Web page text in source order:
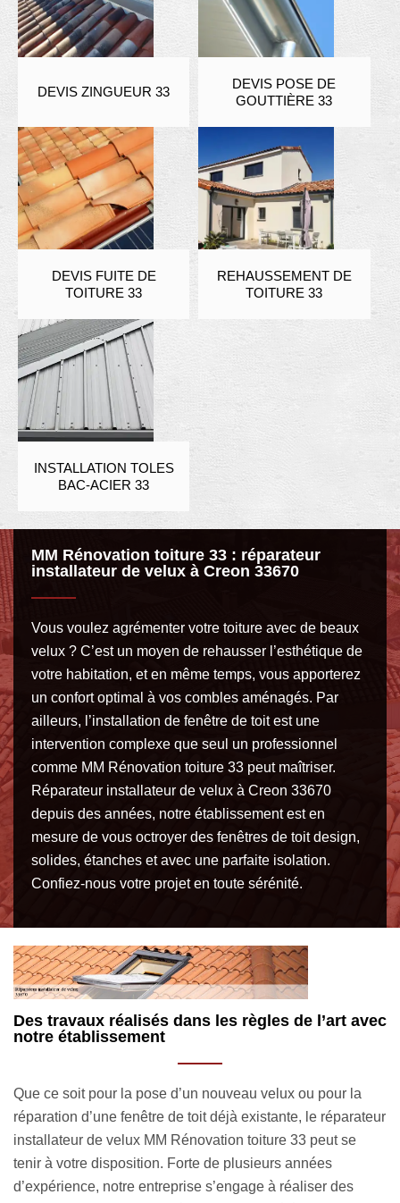
DEVIS ZINGUEUR 33
DEVIS POSE DE
GOUTTIÈRE 33
DEVIS FUITE DE
TOITURE 33
REHAUSSEMENT DE
TOITURE 33
INSTALLATION TOLES
BAC-ACIER 33
MM Rénovation toiture 33 : réparateur
installateur de velux à Creon 33670
Vous voulez agrémenter votre toiture avec de beaux
velux ? C’est un moyen de rehausser l’esthétique de
votre habitation, et en même temps, vous apporterez
un confort optimal à vos combles aménagés. Par
ailleurs, l’installation de fenêtre de toit est une
intervention complexe que seul un professionnel
comme MM Rénovation toiture 33 peut maîtriser.
Réparateur installateur de velux à Creon 33670
depuis des années, notre établissement est en
mesure de vous octroyer des fenêtres de toit design,
solides, étanches et avec une parfaite isolation.
Confiez-nous votre projet en toute sérénité.
Une réparation de velux selon les règles de l’art
c’est même tout le contraire. Ainsi, évitez de trouver des
solutions de votre propre chef et contactez rapidement un
artisan réparateur de velux à Creon tel que MM Rénovation
toiture 33. Dans un premier temps, notre équipe va
diagnostiquer votre accessoire de zinguerie. Cela nous